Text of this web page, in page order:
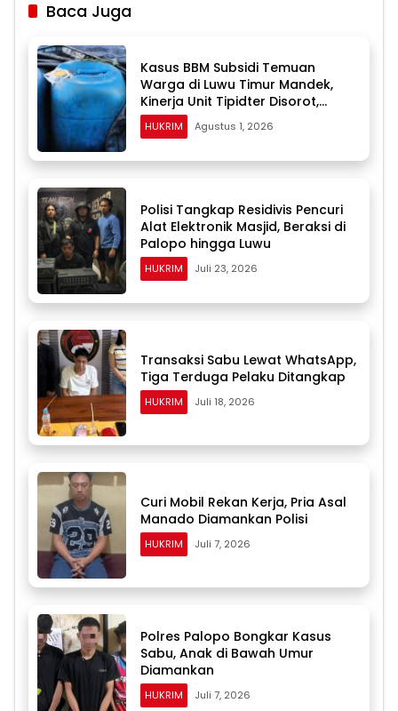
Baca Juga
Kasus BBM Subsidi Temuan
Warga di Luwu Timur Mandek,
Kinerja Unit Tipidter Disorot,
Paminal Diminta Turun Tangan
HUKRIM Agustus 1, 2026
Polisi Tangkap Residivis Pencuri
Alat Elektronik Masjid, Beraksi di
Palopo hingga Luwu
HUKRIM Juli 23, 2026
Transaksi Sabu Lewat WhatsApp,
Tiga Terduga Pelaku Ditangkap
HUKRIM Juli 18, 2026
Curi Mobil Rekan Kerja, Pria Asal
Manado Diamankan Polisi
HUKRIM Juli 7, 2026
Polres Palopo Bongkar Kasus
Sabu, Anak di Bawah Umur
Diamankan
HUKRIM Juli 7, 2026